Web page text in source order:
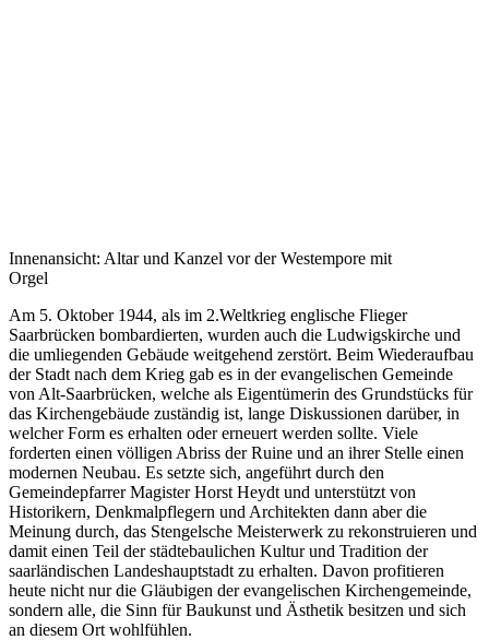
Innenansicht: Altar und Kanzel vor der Westempore mit
Orgel
Am 5. Oktober 1944, als im 2.Weltkrieg englische Flieger
Saarbrücken bombardierten, wurden auch die Ludwigskirche und
die umliegenden Gebäude weitgehend zerstört. Beim Wiederaufbau
der Stadt nach dem Krieg gab es in der evangelischen Gemeinde
von Alt-Saarbrücken, welche als Eigentümerin des Grundstücks für
das Kirchengebäude zuständig ist, lange Diskussionen darüber, in
welcher Form es erhalten oder erneuert werden sollte. Viele
forderten einen völligen Abriss der Ruine und an ihrer Stelle einen
modernen Neubau. Es setzte sich, angeführt durch den
Gemeindepfarrer Magister Horst Heydt und unterstützt von
Historikern, Denkmalpflegern und Architekten dann aber die
Meinung durch, das Stengelsche Meisterwerk zu rekonstruieren und
damit einen Teil der städtebaulichen Kultur und Tradition der
saarländischen Landeshauptstadt zu erhalten. Davon profitieren
heute nicht nur die Gläubigen der evangelischen Kirchengemeinde,
sondern alle, die Sinn für Baukunst und Ästhetik besitzen und sich
an diesem Ort wohlfühlen.